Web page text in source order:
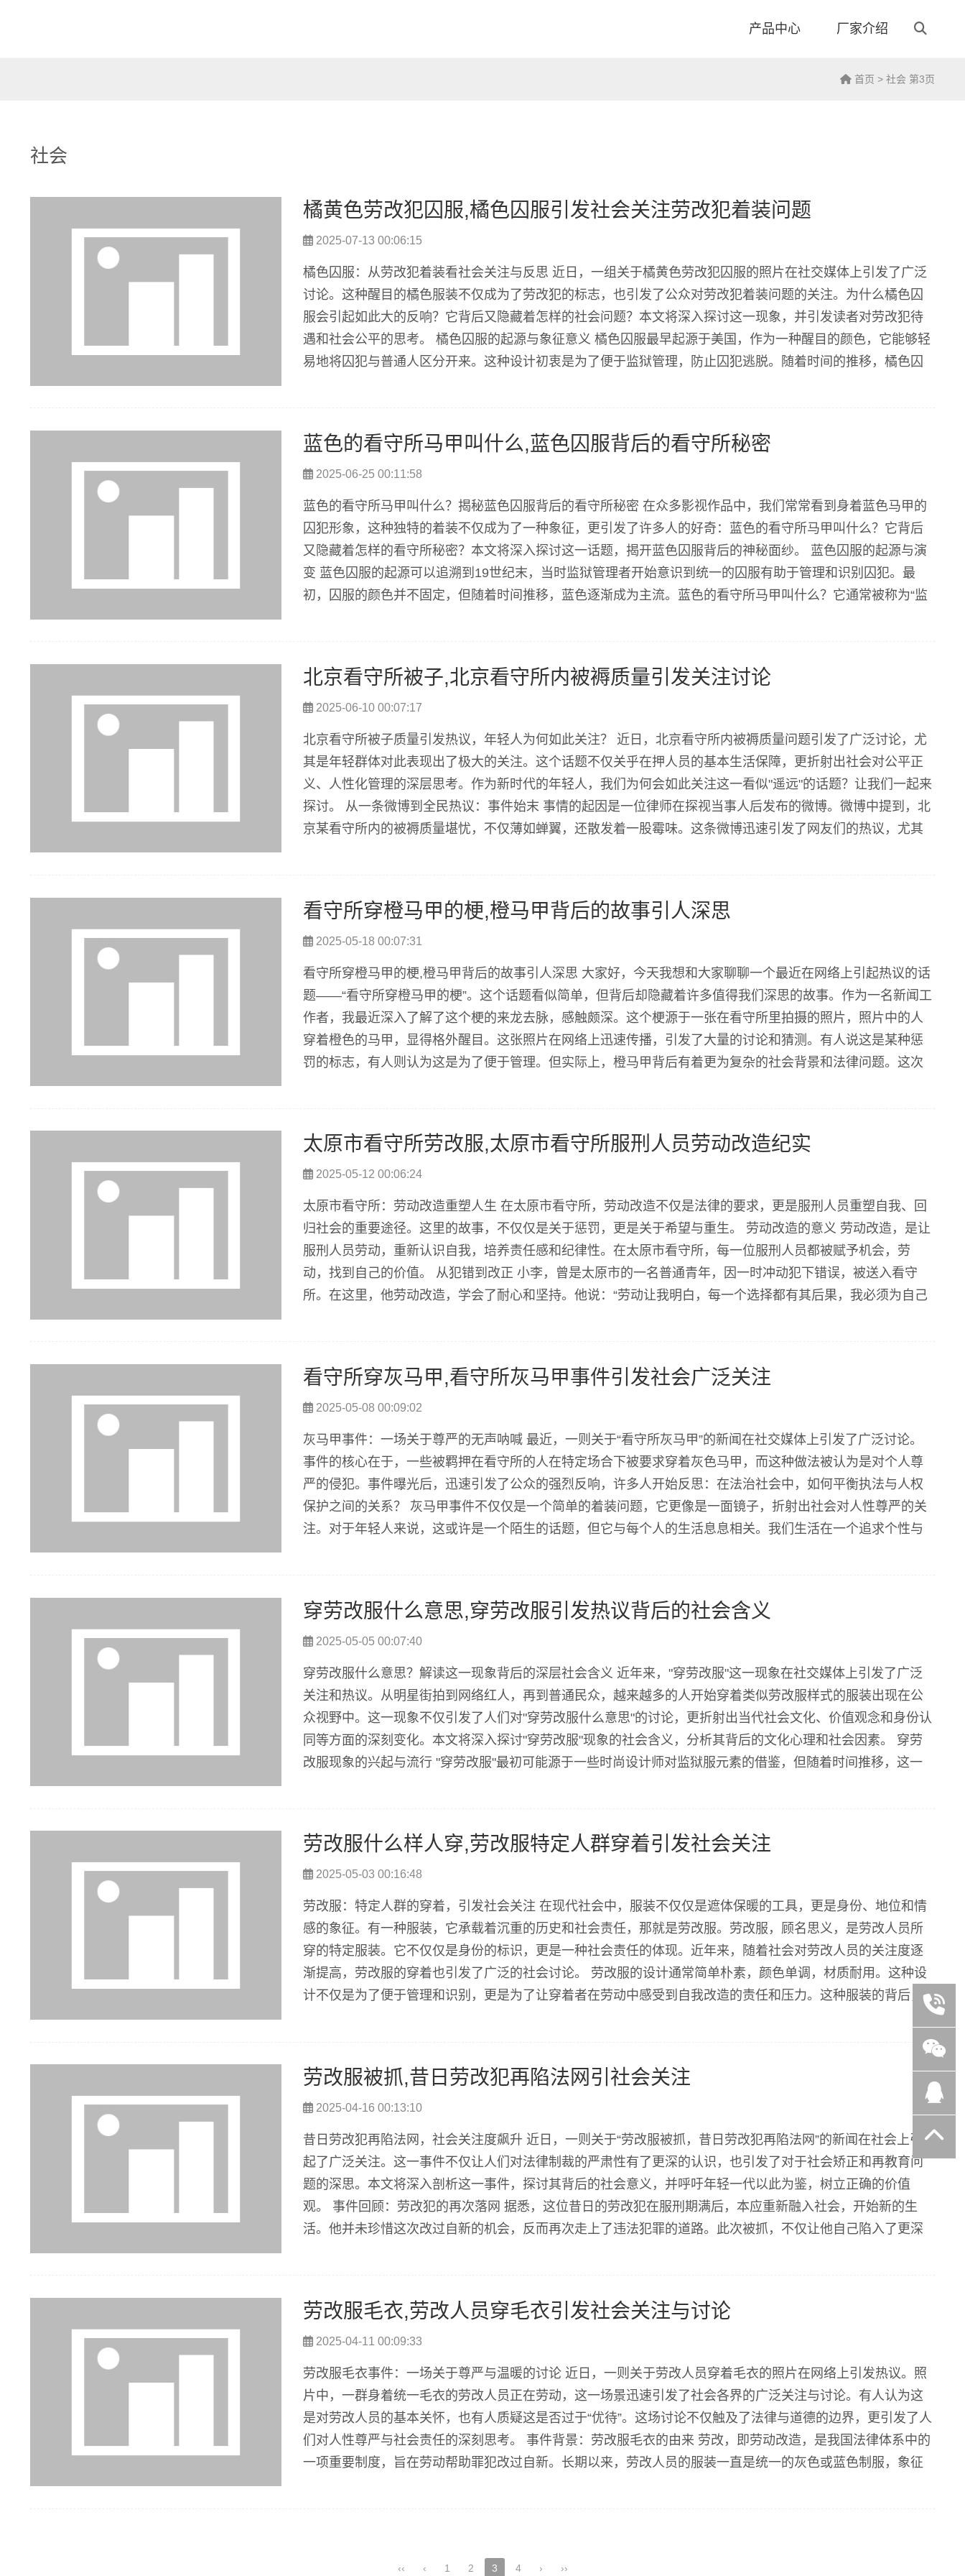
产品中心 厂家介绍
首页 > 社会 第3页
社会
橘黄色劳改犯囚服,橘色囚服引发社会关注劳改犯着装问题
2025-07-13 00:06:15
橘色囚服：从劳改犯着装看社会关注与反思 近日，一组关于橘黄色劳改犯囚服的照片在社交媒体上引发了广泛
讨论。这种醒目的橘色服装不仅成为了劳改犯的标志，也引发了公众对劳改犯着装问题的关注。为什么橘色囚
服会引起如此大的反响？它背后又隐藏着怎样的社会问题？本文将深入探讨这一现象，并引发读者对劳改犯待
遇和社会公平的思考。 橘色囚服的起源与象征意义 橘色囚服最早起源于美国，作为一种醒目的颜色，它能够轻
易地将囚犯与普通人区分开来。这种设计初衷是为了便于监狱管理，防止囚犯逃脱。随着时间的推移，橘色囚
蓝色的看守所马甲叫什么,蓝色囚服背后的看守所秘密
2025-06-25 00:11:58
蓝色的看守所马甲叫什么？揭秘蓝色囚服背后的看守所秘密 在众多影视作品中，我们常常看到身着蓝色马甲的
囚犯形象，这种独特的着装不仅成为了一种象征，更引发了许多人的好奇：蓝色的看守所马甲叫什么？它背后
又隐藏着怎样的看守所秘密？本文将深入探讨这一话题，揭开蓝色囚服背后的神秘面纱。 蓝色囚服的起源与演
变 蓝色囚服的起源可以追溯到19世纪末，当时监狱管理者开始意识到统一的囚服有助于管理和识别囚犯。最
初，囚服的颜色并不固定，但随着时间推移，蓝色逐渐成为主流。蓝色的看守所马甲叫什么？它通常被称为“监
北京看守所被子,北京看守所内被褥质量引发关注讨论
2025-06-10 00:07:17
北京看守所被子质量引发热议，年轻人为何如此关注？ 近日，北京看守所内被褥质量问题引发了广泛讨论，尤
其是年轻群体对此表现出了极大的关注。这个话题不仅关乎在押人员的基本生活保障，更折射出社会对公平正
义、人性化管理的深层思考。作为新时代的年轻人，我们为何会如此关注这一看似"遥远"的话题？让我们一起来
探讨。 从一条微博到全民热议：事件始末 事情的起因是一位律师在探视当事人后发布的微博。微博中提到，北
京某看守所内的被褥质量堪忧，不仅薄如蝉翼，还散发着一股霉味。这条微博迅速引发了网友们的热议，尤其
看守所穿橙马甲的梗,橙马甲背后的故事引人深思
2025-05-18 00:07:31
看守所穿橙马甲的梗,橙马甲背后的故事引人深思 大家好，今天我想和大家聊聊一个最近在网络上引起热议的话
题——“看守所穿橙马甲的梗”。这个话题看似简单，但背后却隐藏着许多值得我们深思的故事。作为一名新闻工
作者，我最近深入了解了这个梗的来龙去脉，感触颇深。这个梗源于一张在看守所里拍摄的照片，照片中的人
穿着橙色的马甲，显得格外醒目。这张照片在网络上迅速传播，引发了大量的讨论和猜测。有人说这是某种惩
罚的标志，有人则认为这是为了便于管理。但实际上，橙马甲背后有着更为复杂的社会背景和法律问题。这次
太原市看守所劳改服,太原市看守所服刑人员劳动改造纪实
2025-05-12 00:06:24
太原市看守所：劳动改造重塑人生 在太原市看守所，劳动改造不仅是法律的要求，更是服刑人员重塑自我、回
归社会的重要途径。这里的故事，不仅仅是关于惩罚，更是关于希望与重生。 劳动改造的意义 劳动改造，是让
服刑人员劳动，重新认识自我，培养责任感和纪律性。在太原市看守所，每一位服刑人员都被赋予机会，劳
动，找到自己的价值。 从犯错到改正 小李，曾是太原市的一名普通青年，因一时冲动犯下错误，被送入看守
所。在这里，他劳动改造，学会了耐心和坚持。他说：“劳动让我明白，每一个选择都有其后果，我必须为自己
看守所穿灰马甲,看守所灰马甲事件引发社会广泛关注
2025-05-08 00:09:02
灰马甲事件：一场关于尊严的无声呐喊 最近，一则关于“看守所灰马甲”的新闻在社交媒体上引发了广泛讨论。
事件的核心在于，一些被羁押在看守所的人在特定场合下被要求穿着灰色马甲，而这种做法被认为是对个人尊
严的侵犯。事件曝光后，迅速引发了公众的强烈反响，许多人开始反思：在法治社会中，如何平衡执法与人权
保护之间的关系？ 灰马甲事件不仅仅是一个简单的着装问题，它更像是一面镜子，折射出社会对人性尊严的关
注。对于年轻人来说，这或许是一个陌生的话题，但它与每个人的生活息息相关。我们生活在一个追求个性与
穿劳改服什么意思,穿劳改服引发热议背后的社会含义
2025-05-05 00:07:40
穿劳改服什么意思？解读这一现象背后的深层社会含义 近年来，"穿劳改服"这一现象在社交媒体上引发了广泛
关注和热议。从明星街拍到网络红人，再到普通民众，越来越多的人开始穿着类似劳改服样式的服装出现在公
众视野中。这一现象不仅引发了人们对"穿劳改服什么意思"的讨论，更折射出当代社会文化、价值观念和身份认
同等方面的深刻变化。本文将深入探讨"穿劳改服"现象的社会含义，分析其背后的文化心理和社会因素。 穿劳
改服现象的兴起与流行 "穿劳改服"最初可能源于一些时尚设计师对监狱服元素的借鉴，但随着时间推移，这一
劳改服什么样人穿,劳改服特定人群穿着引发社会关注
2025-05-03 00:16:48
劳改服：特定人群的穿着，引发社会关注 在现代社会中，服装不仅仅是遮体保暖的工具，更是身份、地位和情
感的象征。有一种服装，它承载着沉重的历史和社会责任，那就是劳改服。劳改服，顾名思义，是劳改人员所
穿的特定服装。它不仅仅是身份的标识，更是一种社会责任的体现。近年来，随着社会对劳改人员的关注度逐
渐提高，劳改服的穿着也引发了广泛的社会讨论。 劳改服的设计通常简单朴素，颜色单调，材质耐用。这种设
计不仅是为了便于管理和识别，更是为了让穿着者在劳动中感受到自我改造的责任和压力。这种服装的背后，
劳改服被抓,昔日劳改犯再陷法网引社会关注
2025-04-16 00:13:10
昔日劳改犯再陷法网，社会关注度飙升 近日，一则关于“劳改服被抓，昔日劳改犯再陷法网”的新闻在社会上引
起了广泛关注。这一事件不仅让人们对法律制裁的严肃性有了更深的认识，也引发了对于社会矫正和再教育问
题的深思。本文将深入剖析这一事件，探讨其背后的社会意义，并呼吁年轻一代以此为鉴，树立正确的价值
观。 事件回顾：劳改犯的再次落网 据悉，这位昔日的劳改犯在服刑期满后，本应重新融入社会，开始新的生
活。他并未珍惜这次改过自新的机会，反而再次走上了违法犯罪的道路。此次被抓，不仅让他自己陷入了更深
劳改服毛衣,劳改人员穿毛衣引发社会关注与讨论
2025-04-11 00:09:33
劳改服毛衣事件：一场关于尊严与温暖的讨论 近日，一则关于劳改人员穿着毛衣的照片在网络上引发热议。照
片中，一群身着统一毛衣的劳改人员正在劳动，这一场景迅速引发了社会各界的广泛关注与讨论。有人认为这
是对劳改人员的基本关怀，也有人质疑这是否过于“优待”。这场讨论不仅触及了法律与道德的边界，更引发了人
们对人性尊严与社会责任的深刻思考。 事件背景：劳改服毛衣的由来 劳改，即劳动改造，是我国法律体系中的
一项重要制度，旨在劳动帮助罪犯改过自新。长期以来，劳改人员的服装一直是统一的灰色或蓝色制服，象征
‹‹ ‹ 1 2 3 4 › ››